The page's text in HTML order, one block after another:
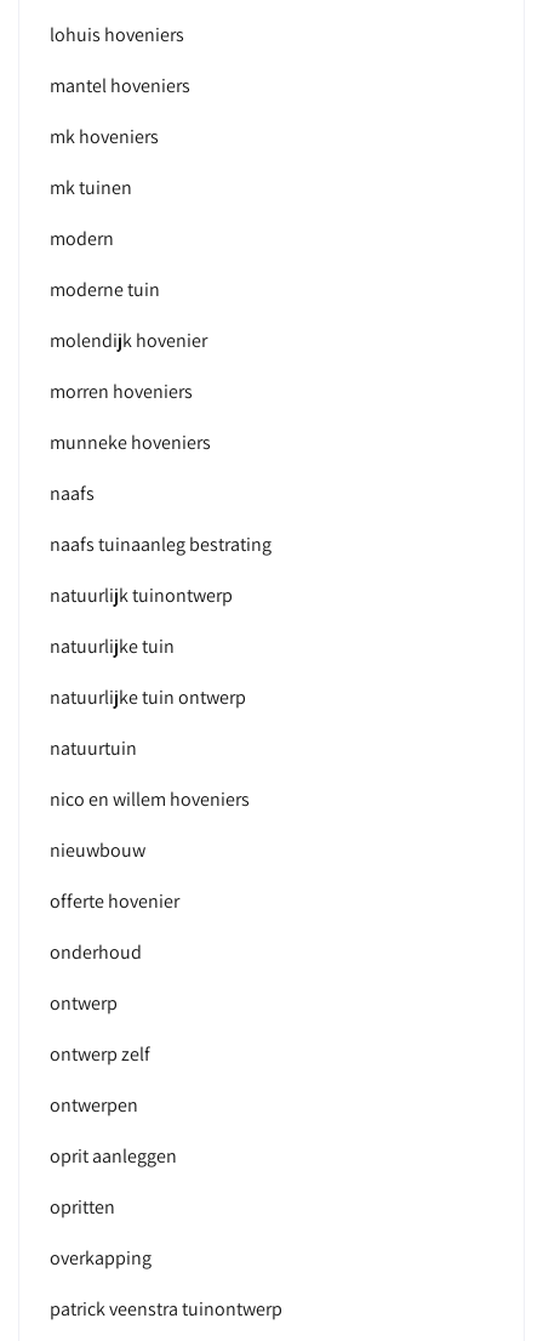
lohuis hoveniers
mantel hoveniers
mk hoveniers
mk tuinen
modern
moderne tuin
molendijk hovenier
morren hoveniers
munneke hoveniers
naafs
naafs tuinaanleg bestrating
natuurlijk tuinontwerp
natuurlijke tuin
natuurlijke tuin ontwerp
natuurtuin
nico en willem hoveniers
nieuwbouw
offerte hovenier
onderhoud
ontwerp
ontwerp zelf
ontwerpen
oprit aanleggen
opritten
overkapping
patrick veenstra tuinontwerp